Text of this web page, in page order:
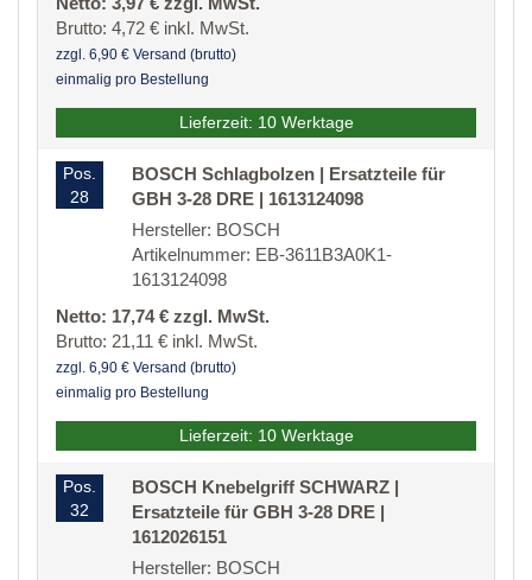
Brutto: 4,72 € inkl. MwSt.
zzgl. 6,90 € Versand (brutto)
einmalig pro Bestellung
Lieferzeit: 10 Werktage
Pos.
28
BOSCH Schlagbolzen | Ersatzteile für
GBH 3-28 DRE | 1613124098
Hersteller: BOSCH
Artikelnummer: EB-3611B3A0K1-
1613124098
Netto: 17,74 € zzgl. MwSt.
Brutto: 21,11 € inkl. MwSt.
zzgl. 6,90 € Versand (brutto)
einmalig pro Bestellung
Lieferzeit: 10 Werktage
Pos.
32
BOSCH Knebelgriff SCHWARZ |
Ersatzteile für GBH 3-28 DRE |
1612026151
Hersteller: BOSCH